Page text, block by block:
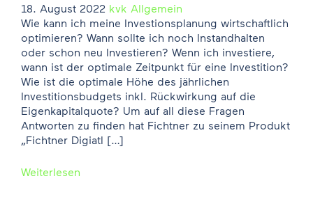
18. August 2022 kvk Allgemein
Wie kann ich meine Investionsplanung wirtschaftlich
optimieren? Wann sollte ich noch Instandhalten
oder schon neu Investieren? Wenn ich investiere,
wann ist der optimale Zeitpunkt für eine Investition?
Wie ist die optimale Höhe des jährlichen
Investitionsbudgets inkl. Rückwirkung auf die
Eigenkapitalquote? Um auf all diese Fragen
Antworten zu finden hat Fichtner zu seinem Produkt
„Fichtner Digiatl […]
Weiterlesen